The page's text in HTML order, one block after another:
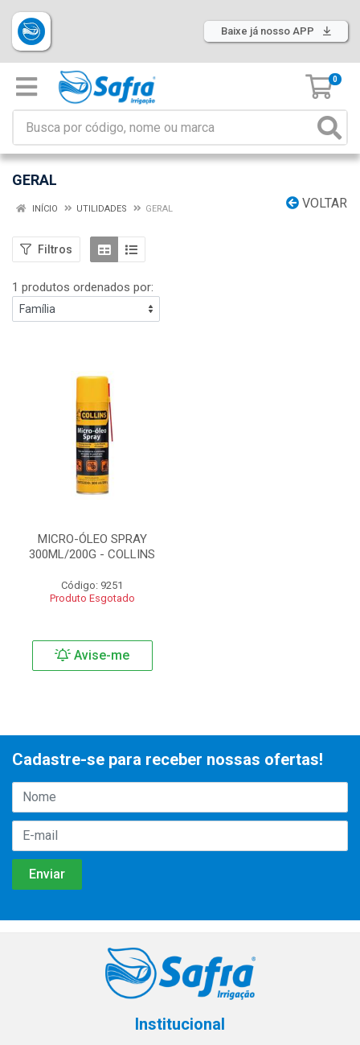
Baixe já nosso APP
0
GERAL
VOLTAR
INÍCIO UTILIDADES GERAL
Filtros
1 produtos ordenados por:
MICRO-ÓLEO SPRAY
300ML/200G - COLLINS
Código: 9251
Produto Esgotado
Avise-me
Cadastre-se para receber nossas ofertas!
Institucional